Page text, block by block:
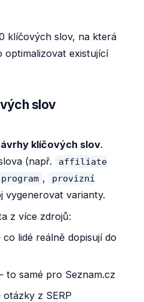
klíčových slov, na která
optimalizovat existující
slov
klíčových slov.
(např.
affiliate
,
provizní
vygenerovat varianty.
z více zdrojů:
lidé reálně dopisují do
to samé pro Seznam.cz
z SERP